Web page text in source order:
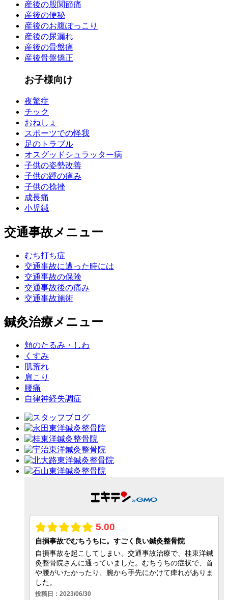
産後の股関節痛
産後の便秘
産後のお腹ぽっこり
産後の尿漏れ
産後の骨盤痛
産後骨盤矯正
お子様向け
夜驚症
チック
おねしょ
スポーツでの怪我
足のトラブル
オスグッドシュラッター病
子供の姿勢改善
子供の踵の痛み
子供の捻挫
成長痛
小児鍼
交通事故メニュー
むち打ち症
交通事故に遭った時には
交通事故の保険
交通事故後の痛み
交通事故施術
鍼灸治療メニュー
頬のたるみ・しわ
くすみ
肌荒れ
肩こり
腰痛
自律神経失調症